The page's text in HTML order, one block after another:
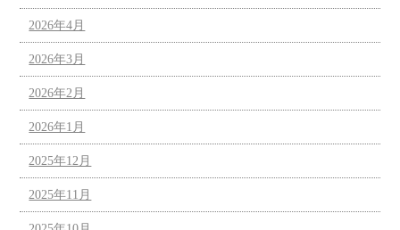
2026年4月
2026年3月
2026年2月
2026年1月
2025年12月
2025年11月